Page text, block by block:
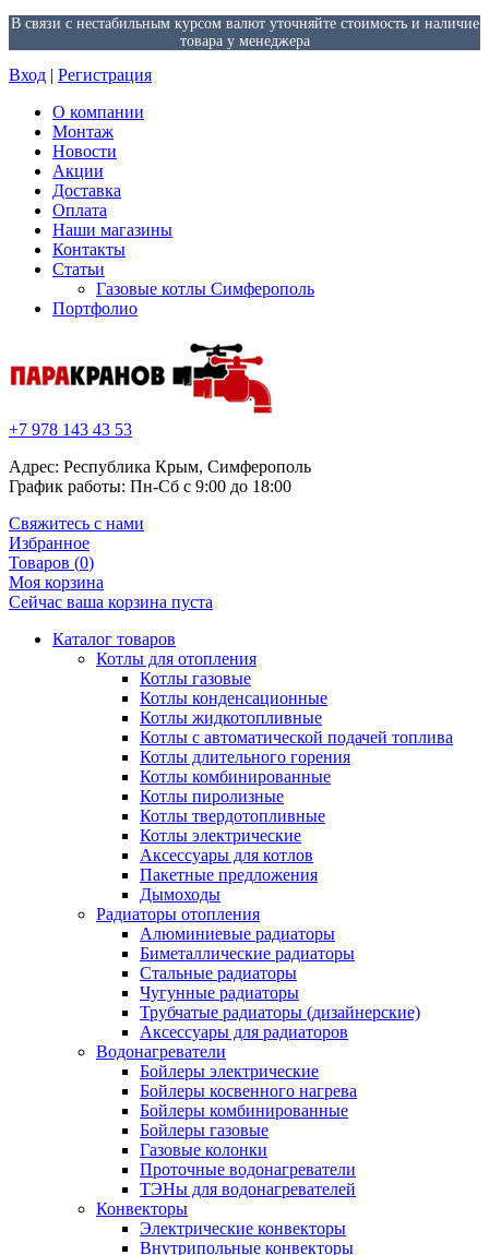
В связи с нестабильным курсом валют уточняйте стоимость и наличие
товара у менеджера
Вход | Регистрация
О компании
Монтаж
Новости
Акции
Доставка
Оплата
Наши магазины
Контакты
Статьи
Газовые котлы Симферополь
Портфолио
+7 978 143 43 53
Адрес: Республика Крым, Симферополь
График работы: Пн-Сб с 9:00 до 18:00
Свяжитесь с нами
Избранное
Товаров (0)
Моя корзина
Сейчас ваша корзина пуста
Каталог товаров
Котлы для отопления
Котлы газовые
Котлы конденсационные
Котлы жидкотопливные
Котлы с автоматической подачей топлива
Котлы длительного горения
Котлы комбинированные
Котлы пиролизные
Котлы твердотопливные
Котлы электрические
Аксессуары для котлов
Пакетные предложения
Дымоходы
Радиаторы отопления
Алюминиевые радиаторы
Биметаллические радиаторы
Стальные радиаторы
Чугунные радиаторы
Трубчатые радиаторы (дизайнерские)
Аксессуары для радиаторов
Водонагреватели
Бойлеры электрические
Бойлеры косвенного нагрева
Бойлеры комбинированные
Бойлеры газовые
Газовые колонки
Проточные водонагреватели
ТЭНы для водонагревателей
Конвекторы
Электрические конвекторы
Внутрипольные конвекторы